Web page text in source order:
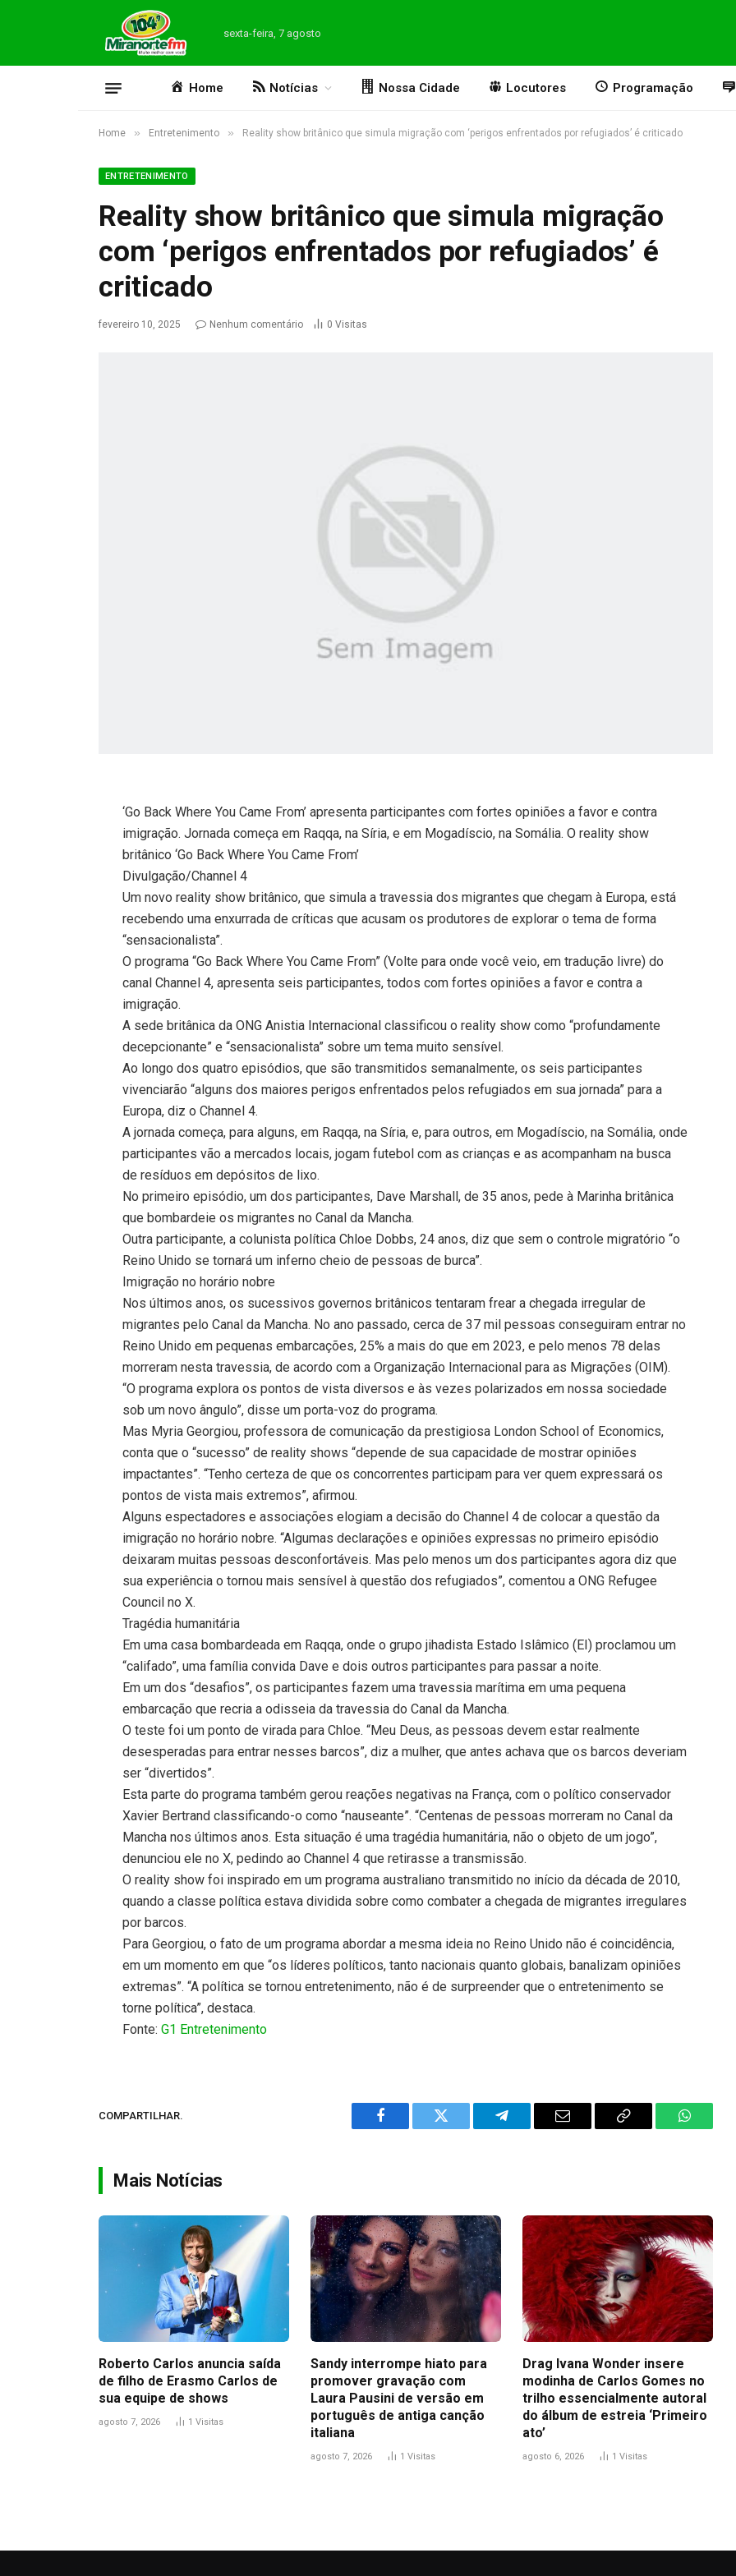
sexta-feira, 7 agosto
Home Notícias Nossa Cidade Locutores Programação
Home » Entretenimento » Reality show britânico que simula migração com ‘perigos enfrentados por refugiados’ é criticado
ENTRETENIMENTO
Reality show britânico que simula migração
com ‘perigos enfrentados por refugiados’ é
criticado
fevereiro 10, 2025 Nenhum comentário 0 Visitas
‘Go Back Where You Came From’ apresenta participantes com fortes opiniões a favor e contra
imigração. Jornada começa em Raqqa, na Síria, e em Mogadíscio, na Somália. O reality show
britânico ‘Go Back Where You Came From’
Divulgação/Channel 4
Um novo reality show britânico, que simula a travessia dos migrantes que chegam à Europa, está
recebendo uma enxurrada de críticas que acusam os produtores de explorar o tema de forma
“sensacionalista”.
O programa “Go Back Where You Came From” (Volte para onde você veio, em tradução livre) do
canal Channel 4, apresenta seis participantes, todos com fortes opiniões a favor e contra a
imigração.
A sede britânica da ONG Anistia Internacional classificou o reality show como “profundamente
decepcionante” e “sensacionalista” sobre um tema muito sensível.
Ao longo dos quatro episódios, que são transmitidos semanalmente, os seis participantes
vivenciarão “alguns dos maiores perigos enfrentados pelos refugiados em sua jornada” para a
Europa, diz o Channel 4.
A jornada começa, para alguns, em Raqqa, na Síria, e, para outros, em Mogadíscio, na Somália, onde
participantes vão a mercados locais, jogam futebol com as crianças e as acompanham na busca
de resíduos em depósitos de lixo.
No primeiro episódio, um dos participantes, Dave Marshall, de 35 anos, pede à Marinha britânica
que bombardeie os migrantes no Canal da Mancha.
Outra participante, a colunista política Chloe Dobbs, 24 anos, diz que sem o controle migratório “o
Reino Unido se tornará um inferno cheio de pessoas de burca”.
Imigração no horário nobre
Nos últimos anos, os sucessivos governos britânicos tentaram frear a chegada irregular de
migrantes pelo Canal da Mancha. No ano passado, cerca de 37 mil pessoas conseguiram entrar no
Reino Unido em pequenas embarcações, 25% a mais do que em 2023, e pelo menos 78 delas
morreram nesta travessia, de acordo com a Organização Internacional para as Migrações (OIM).
“O programa explora os pontos de vista diversos e às vezes polarizados em nossa sociedade
sob um novo ângulo”, disse um porta-voz do programa.
Mas Myria Georgiou, professora de comunicação da prestigiosa London School of Economics,
conta que o “sucesso” de reality shows “depende de sua capacidade de mostrar opiniões
impactantes”. “Tenho certeza de que os concorrentes participam para ver quem expressará os
pontos de vista mais extremos”, afirmou.
Alguns espectadores e associações elogiam a decisão do Channel 4 de colocar a questão da
imigração no horário nobre. “Algumas declarações e opiniões expressas no primeiro episódio
deixaram muitas pessoas desconfortáveis. Mas pelo menos um dos participantes agora diz que
sua experiência o tornou mais sensível à questão dos refugiados”, comentou a ONG Refugee
Council no X.
Tragédia humanitária
Em uma casa bombardeada em Raqqa, onde o grupo jihadista Estado Islâmico (EI) proclamou um
“califado”, uma família convida Dave e dois outros participantes para passar a noite.
Em um dos “desafios”, os participantes fazem uma travessia marítima em uma pequena
embarcação que recria a odisseia da travessia do Canal da Mancha.
O teste foi um ponto de virada para Chloe. “Meu Deus, as pessoas devem estar realmente
desesperadas para entrar nesses barcos”, diz a mulher, que antes achava que os barcos deveriam
ser “divertidos”.
Esta parte do programa também gerou reações negativas na França, com o político conservador
Xavier Bertrand classificando-o como “nauseante”. “Centenas de pessoas morreram no Canal da
Mancha nos últimos anos. Esta situação é uma tragédia humanitária, não o objeto de um jogo”,
denunciou ele no X, pedindo ao Channel 4 que retirasse a transmissão.
O reality show foi inspirado em um programa australiano transmitido no início da década de 2010,
quando a classe política estava dividida sobre como combater a chegada de migrantes irregulares
por barcos.
Para Georgiou, o fato de um programa abordar a mesma ideia no Reino Unido não é coincidência,
em um momento em que “os líderes políticos, tanto nacionais quanto globais, banalizam opiniões
extremas”. “A política se tornou entretenimento, não é de surpreender que o entretenimento se
torne política”, destaca.
Fonte:G1 Entretenimento
COMPARTILHAR.
Facebook Twitter Telegram Email
Copy
Mais Notícias
Roberto Carlos anuncia saída
de filho de Erasmo Carlos de
sua equipe de shows
agosto 7, 2026 1 Visitas
Sandy interrompe hiato para
promover gravação com
Laura Pausini de versão em
português de antiga canção
italiana
agosto 7, 2026 1 Visitas
Drag Ivana Wonder insere
modinha de Carlos Gomes no
trilho essencialmente autoral
do álbum de estreia ‘Primeiro
ato’
agosto 6, 2026 1 Visitas